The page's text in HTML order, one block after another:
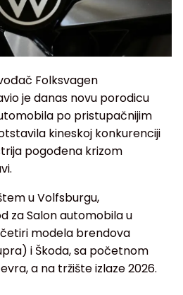
Folksvagen
je danas novu porodicu
po pristupačnijim
kineskoj konkurenciji
pogođena krizom
u Volfsburgu,
za Salon automobila u
modela brendova
i Škoda, sa početnom
a na tržište izlaze 2026.